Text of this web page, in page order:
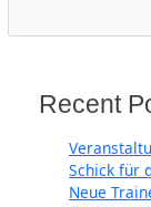
Recent
Schick für
Neue